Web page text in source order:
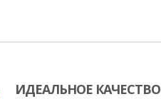
ИДЕАЛЬНОЕ КАЧЕСТВО